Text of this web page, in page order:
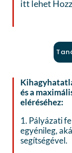
itt lehet
és a
eléréséhez:
1. Pályázati
egyénileg,
segítségével.